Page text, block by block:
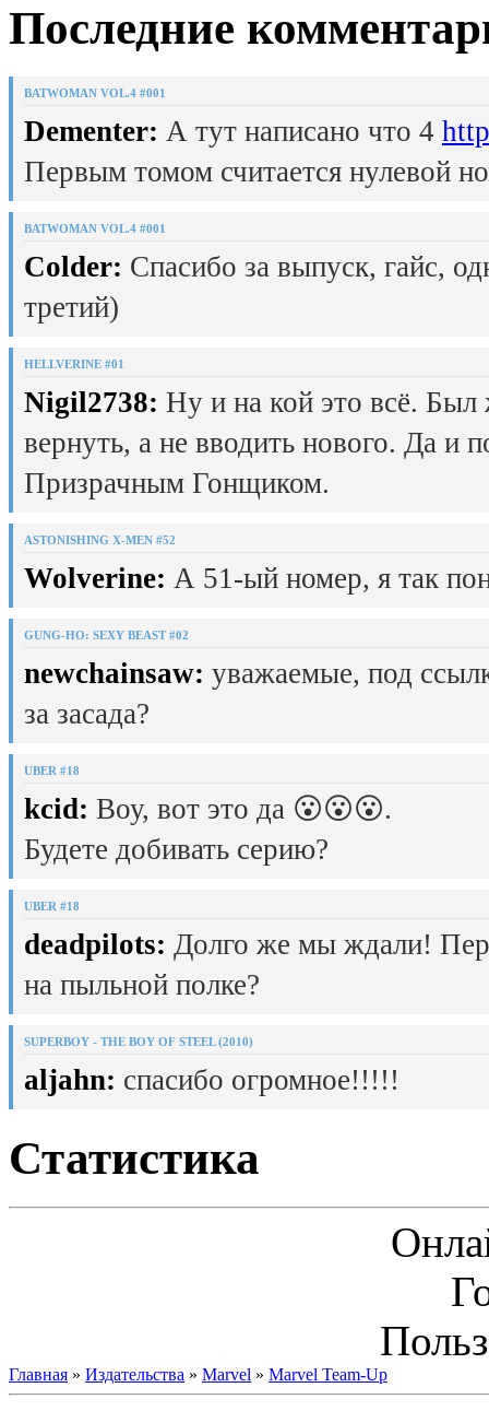
Последние
BATWOMAN VOL.4 #001
Dementer: А тут написано что 4
Первым томом считается нулевой
BATWOMAN VOL.4 #001
Colder: Спасибо за выпуск, гайс,
третий)
HELLVERINE #01
Nigil2738: Ну и на кой это всё.
вернуть, а не вводить нового. Да и
Призрачным Гонщиком.
ASTONISHING X-MEN #52
Wolverine: А 51-ый номер, я так
GUNG-HO: SEXY BEAST #02
newchainsaw: уважаемые, под
за засада?
UBER #18
kcid: Воу, вот это да 😮😮😮.
Будете добивать серию?
UBER #18
deadpilots: Долго же мы ждали!
на пыльной полке?
SUPERBOY - THE BOY OF STEEL (2010)
aljahn: спасибо огромное!!!!!
Статистика
Главная » Издательства » Marvel » Marvel Team-Up